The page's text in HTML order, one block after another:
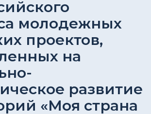
молодежных
проектов,
на
развитие
«Моя страна